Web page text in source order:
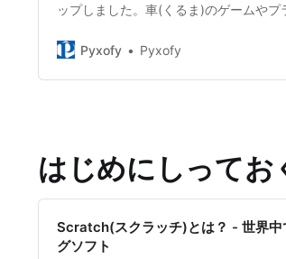
ップしました。車(くるま)のゲームやプ
プルをのせてあります。
Pyxofy Pyxofy
はじめにしってお
Scratch(スクラッチ)とは？ - 世界中
グソフト